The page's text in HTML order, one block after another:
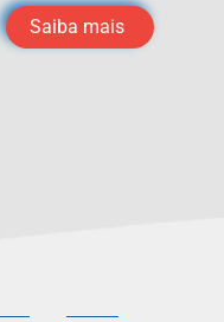
Saiba mais